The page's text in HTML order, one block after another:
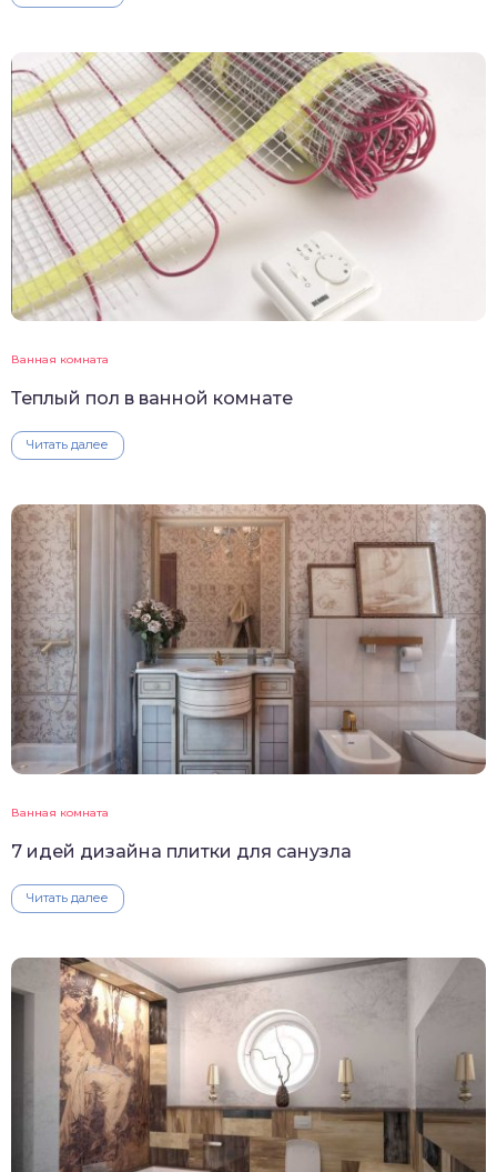
Ванная комната
Теплый пол в ванной комнате
Читать далее
Ванная комната
7 идей дизайна плитки для санузла
Читать далее